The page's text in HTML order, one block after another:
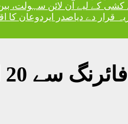
کشی کے لیے آن لائن سہولت،
قرار دے دیاصدر ایردوعان کا